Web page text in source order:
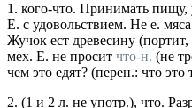
1. кого-что. Принимать пищу,
Е. с удовольствием. Не е.
Жучок ест древесину (портит,
мех. Е. не просит что-н. (не
чем это едят? (перен.: что это
2. (1 и 2 л. не употр.), что.